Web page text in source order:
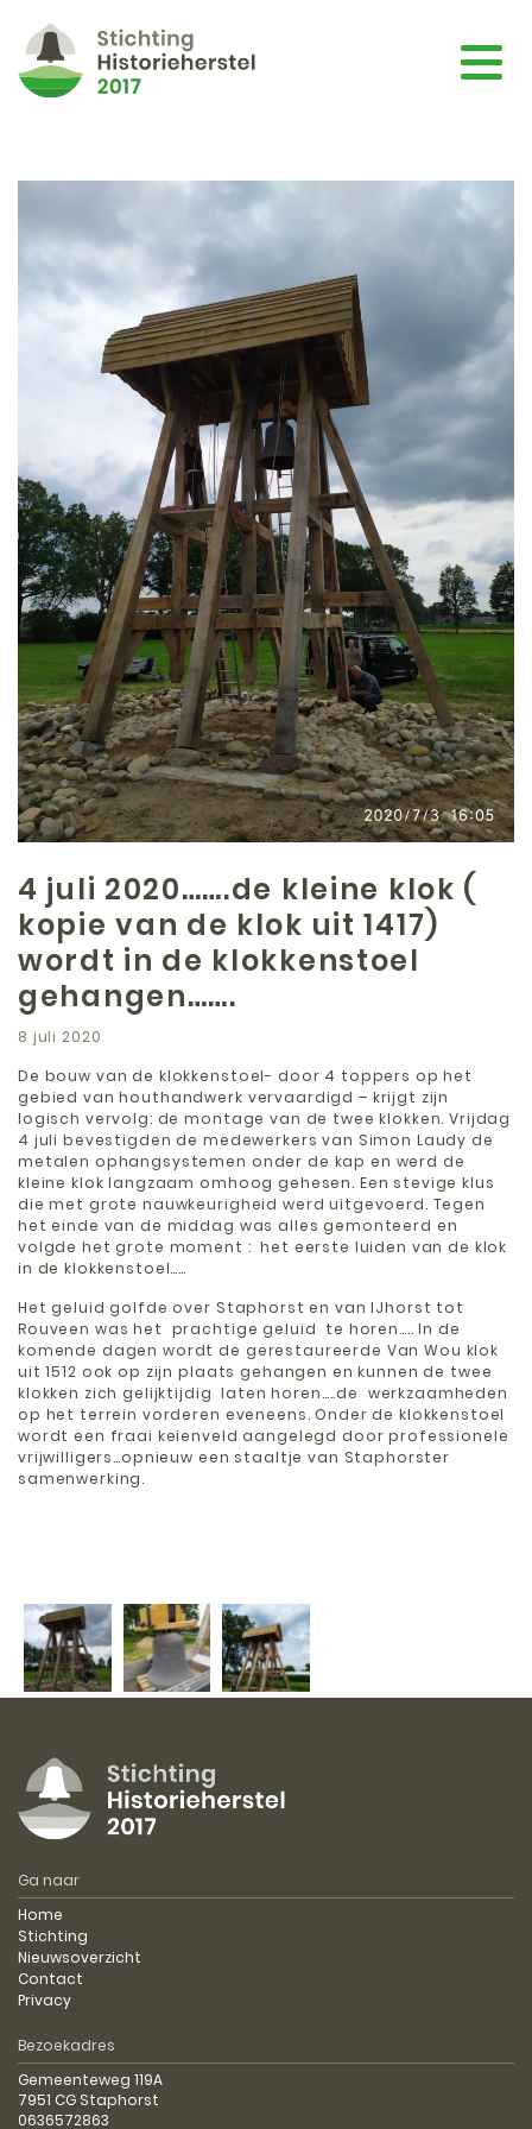
4 juli 2020…….de kleine klok (
kopie van de klok uit 1417)
wordt in de klokkenstoel
gehangen…….
8 juli 2020
De bouw van de klokkenstoel- door 4 toppers op het
gebied van houthandwerk vervaardigd – krijgt zijn
logisch vervolg: de montage van de twee klokken. Vrijdag
4 juli bevestigden de medewerkers van Simon Laudy de
metalen ophangsystemen onder de kap en werd de
kleine klok langzaam omhoog gehesen. Een stevige klus
die met grote nauwkeurigheid werd uitgevoerd. Tegen
het einde van de middag was alles gemonteerd en
volgde het grote moment : het eerste luiden van de klok
in de klokkenstoel……
Het geluid golfde over Staphorst en van IJhorst tot
Rouveen was het prachtige geluid te horen….. In de
komende dagen wordt de gerestaureerde Van Wou klok
uit 1512 ook op zijn plaats gehangen en kunnen de twee
klokken zich gelijktijdig laten horen…..de werkzaamheden
op het terrein vorderen eveneens. Onder de klokkenstoel
wordt een fraai keienveld aangelegd door professionele
vrijwilligers…opnieuw een staaltje van Staphorster
samenwerking.
Ga naar
Home
Stichting
Nieuwsoverzicht
Contact
Privacy
Bezoekadres
Gemeenteweg 119A
7951 CG Staphorst
0636572863